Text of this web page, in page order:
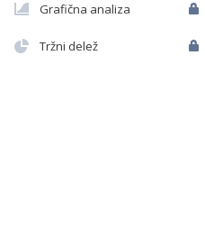
Grafična analiza
Tržni delež